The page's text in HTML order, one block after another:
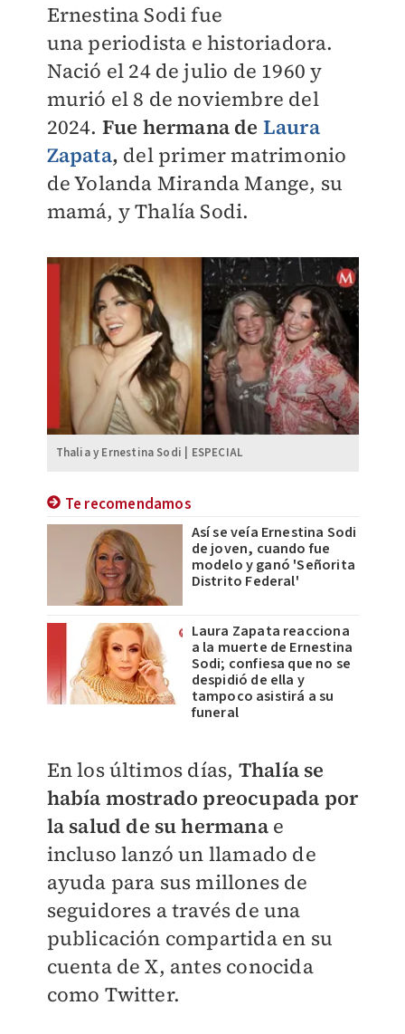
Ernestina Sodi fue
una periodista e historiadora.
Nació el 24 de julio de 1960 y
murió el 8 de noviembre del
2024. Fue hermana de Laura
Zapata, del primer matrimonio
deYolanda Miranda Mange, su
mamá, y Thalía Sodi.
Thalia y Ernestina Sodi | ESPECIAL
Te recomendamos
Así se veía Ernestina Sodi
de joven, cuando fue
modelo y ganó 'Señorita
Distrito Federal'
Laura Zapata reacciona
a la muerte de Ernestina
Sodi; confiesa que no se
despidió de ella y
tampoco asistirá a su
funeral
En los últimos días, Thalía se
había mostrado preocupada por
la salud de su hermanae
incluso lanzó un llamado de
ayuda para sus millones de
seguidores a través de una
publicación compartida en su
cuenta de X, antes conocida
como Twitter.